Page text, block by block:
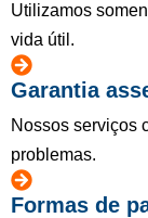
Utilizamos
vida útil.
Garantia
Nossos serviços
problemas.
Formas de